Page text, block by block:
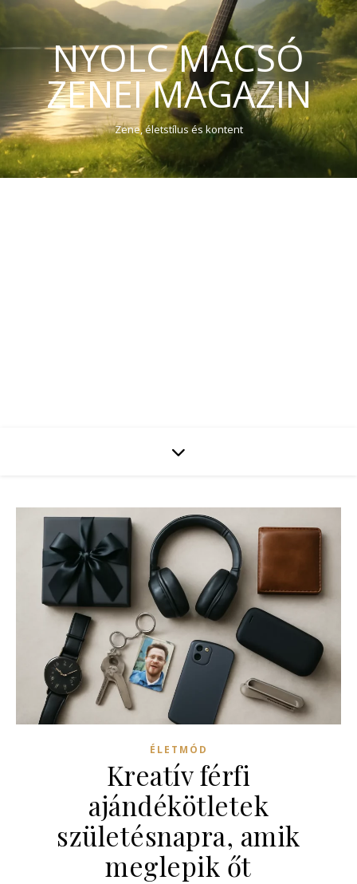
NYOLC MACSÓ
ZENEI MAGAZIN
Zene, életstílus és kontent
ÉLETMÓD
Kreatív férfi
ajándékötletek
születésnapra, amik
meglepik őt